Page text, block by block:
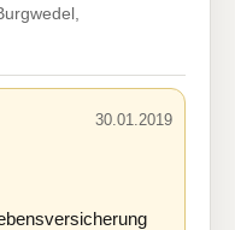
30.01.2019